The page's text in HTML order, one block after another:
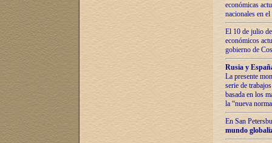
económicas
nacionales en
El 10 de julio
económicos
gobierno de
Rusia y
La presente
serie de
basada en los
la “nueva
En San
mundo